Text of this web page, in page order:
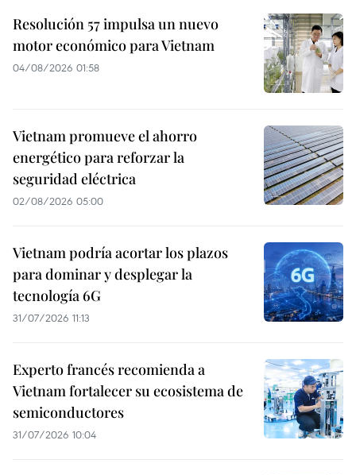
Resolución 57 impulsa un nuevo
motor económico para Vietnam
04/08/2026 01:58
Vietnam promueve el ahorro
energético para reforzar la
seguridad eléctrica
02/08/2026 05:00
Vietnam podría acortar los plazos
para dominar y desplegar la
tecnología 6G
31/07/2026 11:13
Experto francés recomienda a
Vietnam fortalecer su ecosistema de
semiconductores
31/07/2026 10:04